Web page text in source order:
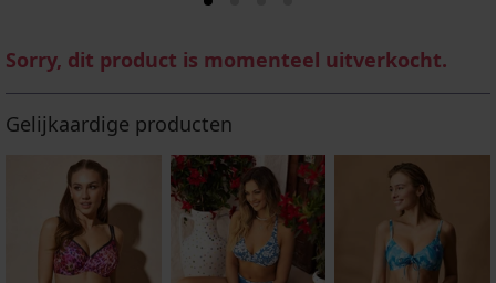
Sorry, dit product is momenteel uitverkocht.
Gelijkaardige producten